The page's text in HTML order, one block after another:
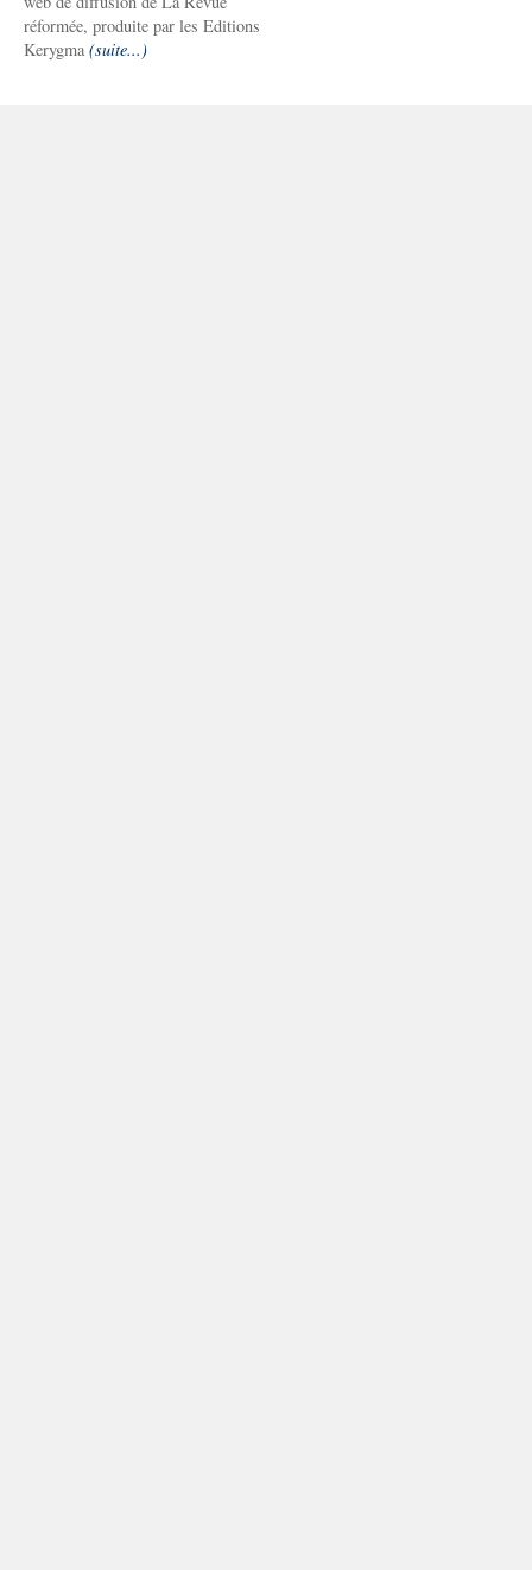
réformée, produite par les Editions
Kerygma (suite...)